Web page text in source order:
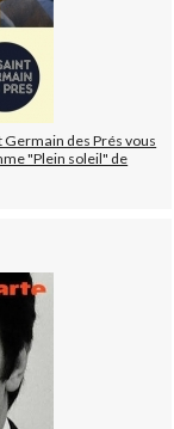
des Prés vous
"Plein soleil" de